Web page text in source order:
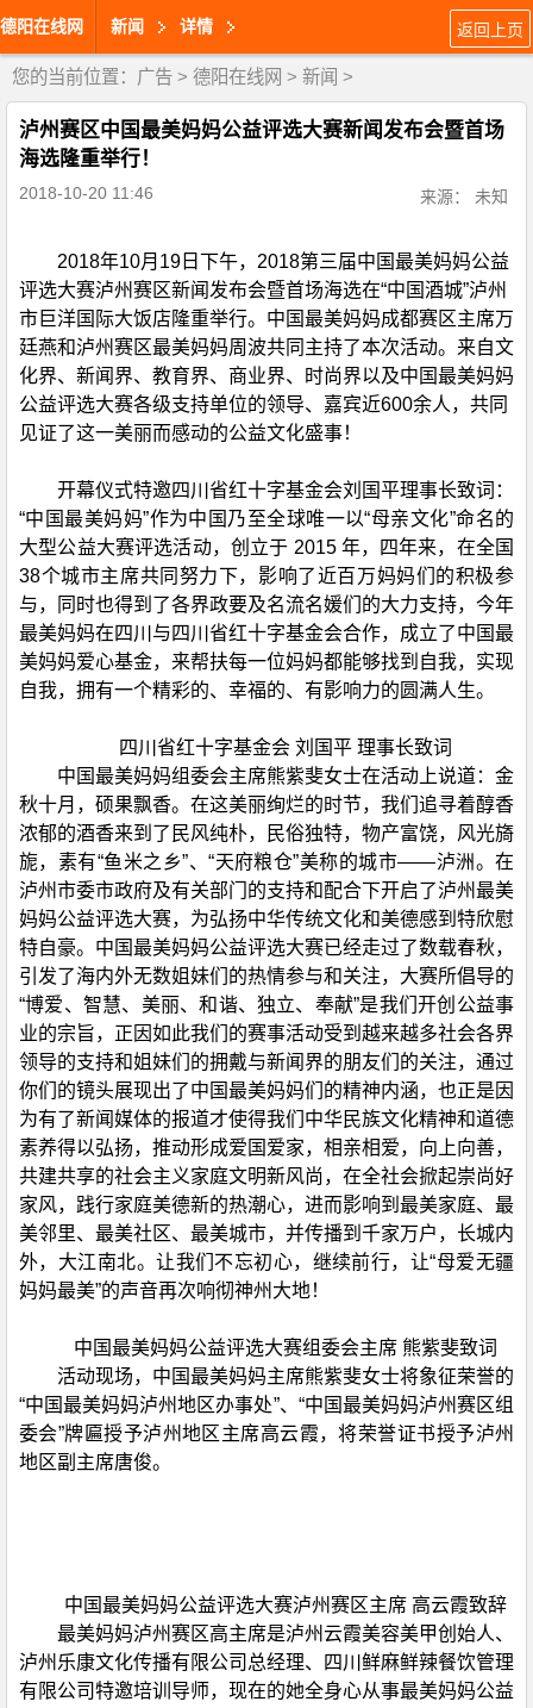
德阳在线网 新闻 详情 返回上页
您的当前位置： 广告 > 德阳在线网 > 新闻 >
泸州赛区中国最美妈妈公益评选大赛新闻发布会暨首场
海选隆重举行！
2018-10-20 11:46 来源： 未知
2018年10月19日下午，2018第三届中国最美妈妈公益
评选大赛泸州赛区新闻发布会暨首场海选在“中国酒城”泸州
市巨洋国际大饭店隆重举行。中国最美妈妈成都赛区主席万
廷燕和泸州赛区最美妈妈周波共同主持了本次活动。来自文
化界、新闻界、教育界、商业界、时尚界以及中国最美妈妈
公益评选大赛各级支持单位的领导、嘉宾近600余人，共同
见证了这一美丽而感动的公益文化盛事！
开幕仪式特邀四川省红十字基金会刘国平理事长致词：
“中国最美妈妈”作为中国乃至全球唯一以“母亲文化”命名的
大型公益大赛评选活动，创立于 2015 年，四年来，在全国
38个城市主席共同努力下，影响了近百万妈妈们的积极参
与，同时也得到了各界政要及名流名媛们的大力支持，今年
最美妈妈在四川与四川省红十字基金会合作，成立了中国最
美妈妈爱心基金，来帮扶每一位妈妈都能够找到自我，实现
自我，拥有一个精彩的、幸福的、有影响力的圆满人生。
四川省红十字基金会 刘国平 理事长致词
中国最美妈妈组委会主席熊紫斐女士在活动上说道：金
秋十月，硕果飘香。在这美丽绚烂的时节，我们追寻着醇香
浓郁的酒香来到了民风纯朴，民俗独特，物产富饶，风光旖
旎，素有“鱼米之乡”、“天府粮仓”美称的城市——泸洲。在
泸州市委市政府及有关部门的支持和配合下开启了泸州最美
妈妈公益评选大赛，为弘扬中华传统文化和美德感到特欣慰
特自豪。中国最美妈妈公益评选大赛已经走过了数载春秋，
引发了海内外无数姐妹们的热情参与和关注，大赛所倡导的
“博爱、智慧、美丽、和谐、独立、奉献”是我们开创公益事
业的宗旨，正因如此我们的赛事活动受到越来越多社会各界
领导的支持和姐妹们的拥戴与新闻界的朋友们的关注，通过
你们的镜头展现出了中国最美妈妈们的精神内涵，也正是因
为有了新闻媒体的报道才使得我们中华民族文化精神和道德
素养得以弘扬，推动形成爱国爱家，相亲相爱，向上向善，
共建共享的社会主义家庭文明新风尚，在全社会掀起崇尚好
家风，践行家庭美德新的热潮心，进而影响到最美家庭、最
美邻里、最美社区、最美城市，并传播到千家万户，长城内
外，大江南北。让我们不忘初心，继续前行，让“母爱无疆
妈妈最美”的声音再次响彻神州大地！
中国最美妈妈公益评选大赛组委会主席 熊紫斐致词
活动现场，中国最美妈妈主席熊紫斐女士将象征荣誉的
“中国最美妈妈泸州地区办事处”、“中国最美妈妈泸州赛区组
委会”牌匾授予泸州地区主席高云霞，将荣誉证书授予泸州
地区副主席唐俊。
中国最美妈妈公益评选大赛泸州赛区主席 高云霞致辞
最美妈妈泸州赛区高主席是泸州云霞美容美甲创始人、
泸州乐康文化传播有限公司总经理、四川鲜麻鲜辣餐饮管理
有限公司特邀培训导师，现在的她全身心从事最美妈妈公益